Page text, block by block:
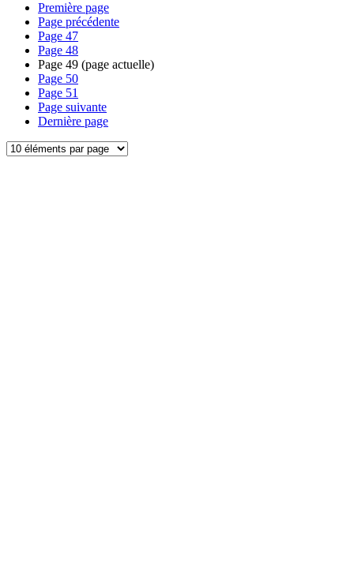
Première page
Page précédente
Page 47
Page 48
Page 49 (page actuelle)
Page 50
Page 51
Page suivante
Dernière page